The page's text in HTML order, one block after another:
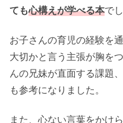
ても心構えが学べる本でし
お子さんの育児の経験を
大切かと言う主張が胸を
んの兄妹が直面する課題
も参考になりました。
また、心ない言葉をかけ